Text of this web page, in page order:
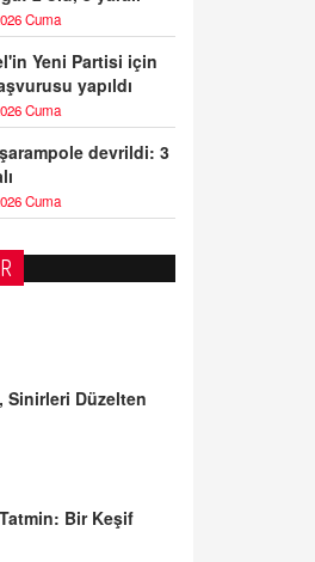
Cuma
Yeni Partisi için
yapıldı
Cuma
devrildi: 3
Cuma